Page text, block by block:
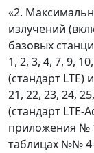
«2.
излучений
базовых
1, 2, 3, 4, 7, 9,
(стандарт LTE)
21, 22, 23, 24,
(стандарт LTE-
приложения №
таблицах №№